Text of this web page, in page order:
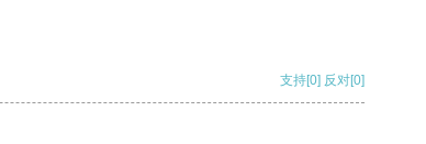
支持[0] 反对[0]